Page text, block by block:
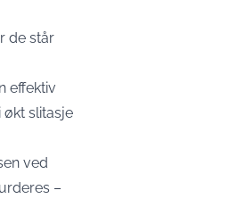
de står
effektiv
slitasje
ved
–